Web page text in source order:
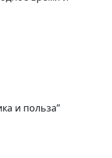
и польза”